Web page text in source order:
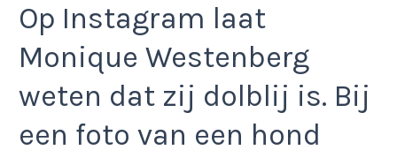
Op Instagram laat
Monique Westenberg
weten dat zij dolblij is. Bij
een foto van een hond